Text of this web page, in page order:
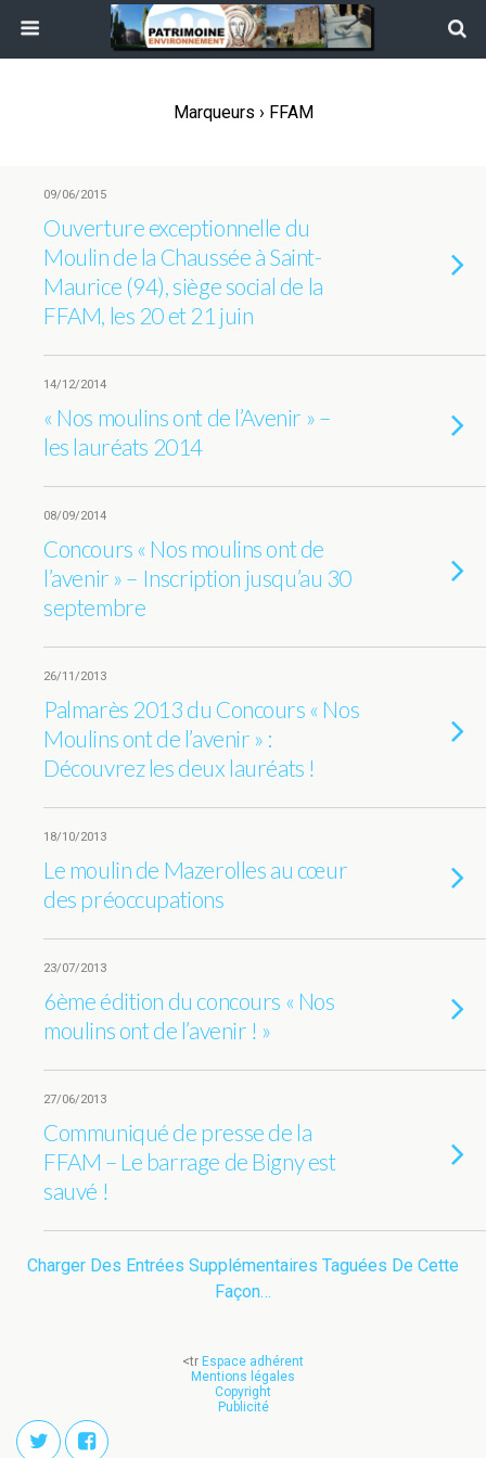
Marqueurs › FFAM
09/06/2015
Ouverture exceptionnelle du
Moulin de la Chaussée à Saint-
Maurice (94), siège social de la
FFAM, les 20 et 21 juin
14/12/2014
« Nos moulins ont de l’Avenir » –
les lauréats 2014
08/09/2014
Concours « Nos moulins ont de
l’avenir » – Inscription jusqu’au 30
septembre
26/11/2013
Palmarès 2013 du Concours « Nos
Moulins ont de l’avenir » :
Découvrez les deux lauréats !
18/10/2013
Le moulin de Mazerolles au cœur
des préoccupations
23/07/2013
6ème édition du concours « Nos
moulins ont de l’avenir ! »
27/06/2013
Communiqué de presse de la
FFAM – Le barrage de Bigny est
sauvé !
Charger Des Entrées Supplémentaires Taguées De Cette
Façon…
<tr Espace adhérent
Mentions légales
Copyright
Publicité